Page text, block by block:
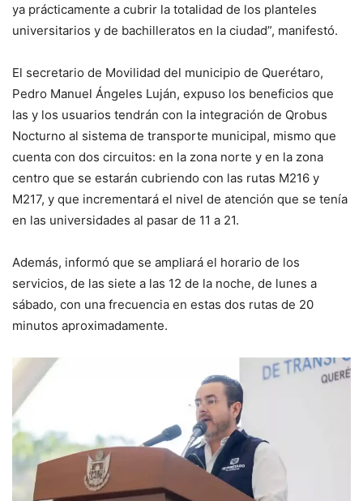
ya prácticamente a cubrir la totalidad de los planteles
universitarios y de bachilleratos en la ciudad”, manifestó.
El secretario de Movilidad del municipio de Querétaro,
Pedro Manuel Ángeles Luján, expuso los beneficios que
las y los usuarios tendrán con la integración de Qrobus
Nocturno al sistema de transporte municipal, mismo que
cuenta con dos circuitos: en la zona norte y en la zona
centro que se estarán cubriendo con las rutas M216 y
M217, y que incrementará el nivel de atención que se tenía
en las universidades al pasar de 11 a 21.
Además, informó que se ampliará el horario de los
servicios, de las siete a las 12 de la noche, de lunes a
sábado, con una frecuencia en estas dos rutas de 20
minutos aproximadamente.